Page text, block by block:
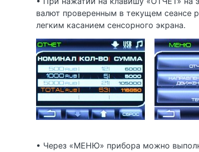
валют проверенным в текущем сеансе
легким касанием сенсорного экрана.
• Через «МЕНЮ» прибора можно